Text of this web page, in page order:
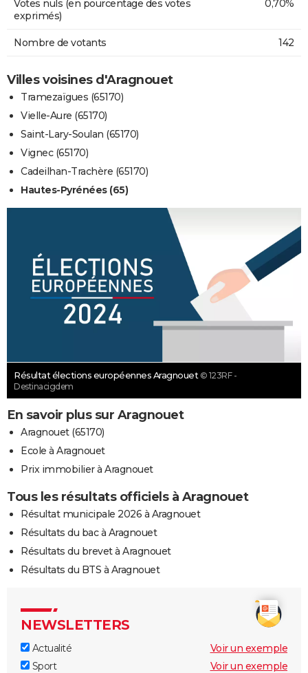
Votes nuls (en pourcentage des votes
exprimés)
0,70%
Nombre de votants 142
Villes voisines d'Aragnouet
Tramezaïgues (65170)
Vielle-Aure (65170)
Saint-Lary-Soulan (65170)
Vignec (65170)
Cadeilhan-Trachère (65170)
Hautes-Pyrénées (65)
Résultat élections européennes Aragnouet © 123RF -
Destinacigdem
En savoir plus sur Aragnouet
Aragnouet (65170)
Ecole à Aragnouet
Prix immobilier à Aragnouet
Tous les résultats officiels à Aragnouet
Résultat municipale 2026 à Aragnouet
Résultats du bac à Aragnouet
Résultats du brevet à Aragnouet
Résultats du BTS à Aragnouet
NEWSLETTERS
Actualité
Voir un exemple
Sport
Voir un exemple